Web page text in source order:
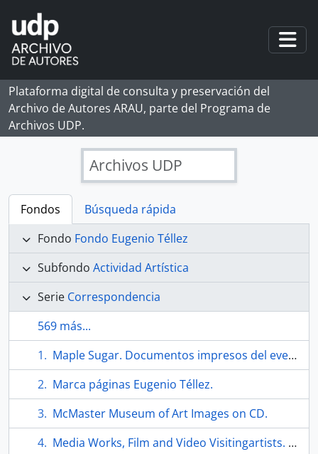
Skip to main content
Plataforma digital de consulta y preservación del
Archivo de Autores ARAU, parte del Programa de
Archivos UDP.
Archivos UDP
Fondos
Búsqueda rápida
Fondo Fondo Eugenio Téllez
Subfondo Actividad Artística
Serie Correspondencia
569 más...
Maple Sugar. Documentos impresos del evento.
Marca páginas Eugenio Téllez.
McMaster Museum of Art Images on CD.
Media Works, Film and Video Visitingartists. Afiche.